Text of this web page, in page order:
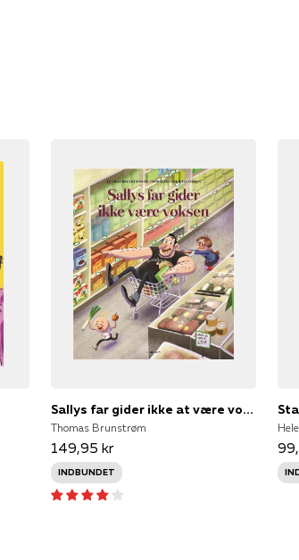
Sallys far gider ikke at være voksen
Thomas Brunstrøm
149,95 kr
INDBUNDET